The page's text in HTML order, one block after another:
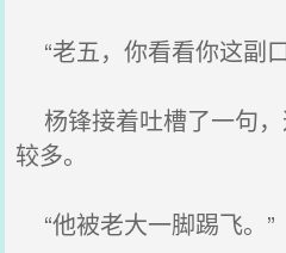
“老五，你看看你这副
杨锋接着吐槽了一句
较多。
“他被老大一脚踢飞。”